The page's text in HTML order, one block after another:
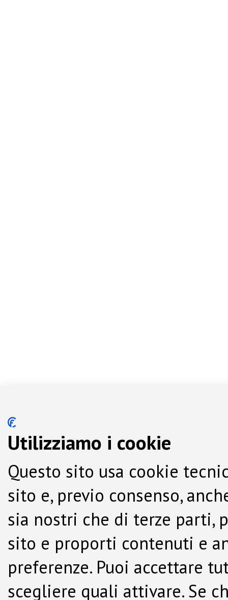
Utilizziamo i cookie
Questo sito usa cookie
sito e, previo consenso,
sia nostri che di terze parti,
sito e proporti contenuti e
preferenze. Puoi accettare
scegliere quali attivare. Se